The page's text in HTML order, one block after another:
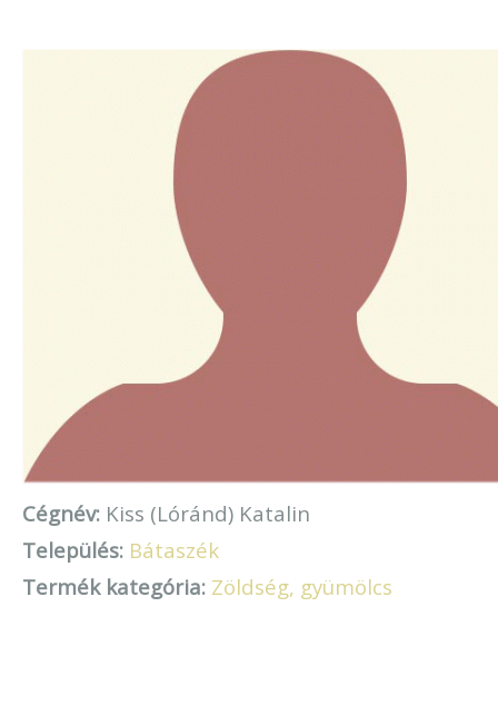
Cégnév: Kiss (Lóránd) Katalin
Település: Bátaszék
Termék kategória: Zöldség, gyümölcs